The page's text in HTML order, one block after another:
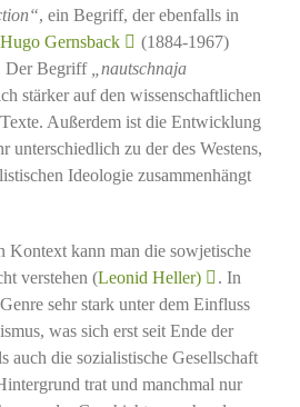
, ein Begriff, der ebenfalls in
Hugo Gernsback
(1884-1967)
Der Begriff
„nautschnaja
stärker auf den wissenschaftlichen
Außerdem ist die Entwicklung
unterschiedlich zu der des Westens,
Ideologie zusammenhängt
Kontext kann man die sowjetische
verstehen (Leonid Heller)
. In
sehr stark unter dem Einfluss
was sich erst seit Ende der
auch die sozialistische Gesellschaft
trat und manchmal nur